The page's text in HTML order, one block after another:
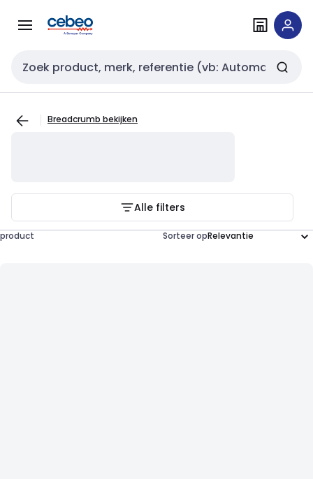
naar
naar
Zoekveld invoer
Breadcrumb bekijken
Alle filters
product Sorteer op